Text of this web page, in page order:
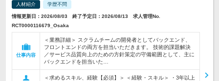
人材紹介 学歴不問
情報更新日：2026/08/03 終了予定日：2026/08/13 求人管理No.
RCT0000116679_Osaka
仕事内容
＜業務詳細＞ スクラムチームの開発者としてバックエンド、
フロントエンドの両方を担当いただきます。 技術的課題解決
／サービス品質向上のための方針策定の守備範囲として、主に
バックエンドを担当いた…
＜求めるスキル、経験【必須】＞ ＜経験・スキル＞ ・3年以上